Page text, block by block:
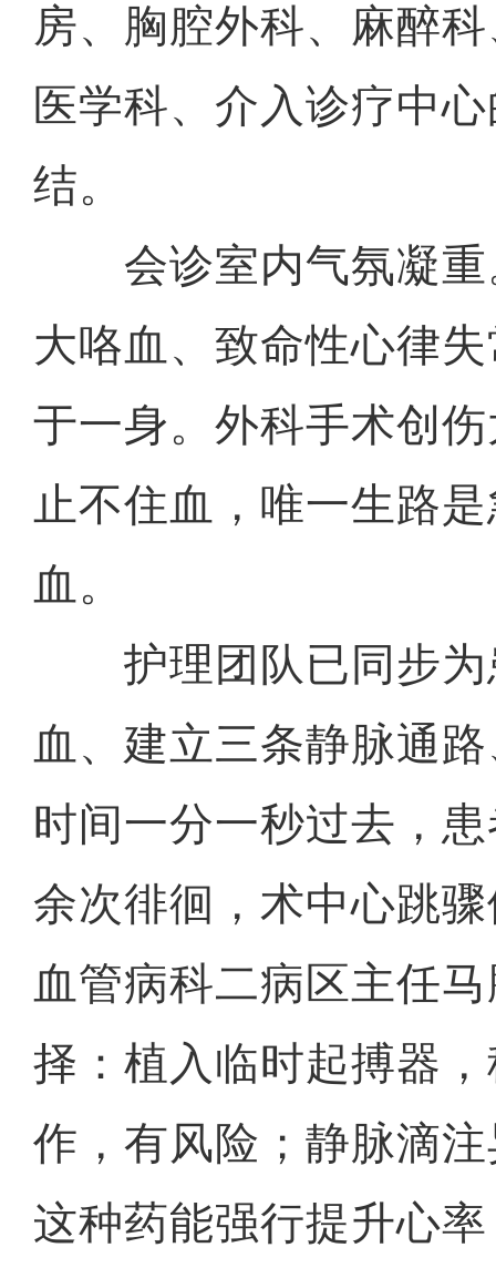
房、胸腔外科、麻醉
医学科、介入诊疗中
结。
会诊室内气氛凝重
大咯血、致命性心律
于一身。外科手术创
止不住血，唯一生路
血。
护理团队已同步为
血、建立三条静脉通
时间一分一秒过去，
余次徘徊，术中心跳
血管病科二病区主任
择：植入临时起搏器
作，有风险；静脉滴
这种药能强行提升心